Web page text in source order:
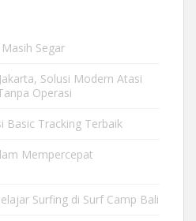
Segar
Solusi Modern Atasi
Operasi
Basic Tracking Terbaik
Mempercepat
Surfing di Surf Camp Bali